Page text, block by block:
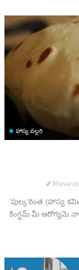
హాస్య వల్లరి
‘పుల్క’రింత (హాస్య
కింగ్డమ్ మీ ఆరోగ్యమె